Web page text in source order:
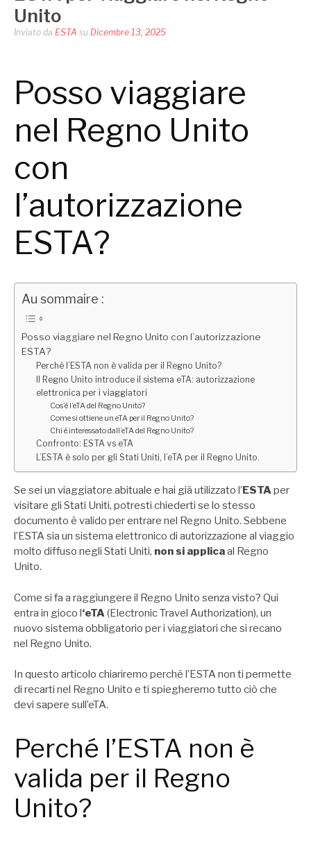
Unito
Inviato da ESTA su Dicembre 13, 2025
Posso viaggiare
nel Regno Unito
con
l’autorizzazione
ESTA?
Au sommaire :
Posso viaggiare nel Regno Unito con l’autorizzazione
ESTA?
Perché l’ESTA non è valida per il Regno Unito?
Il Regno Unito introduce il sistema eTA: autorizzazione
elettronica per i viaggiatori
Cos’è l’eTA del Regno Unito?
Come si ottiene un eTA per il Regno Unito?
Chi è interessato dall’eTA del Regno Unito?
Confronto: ESTA vs eTA
L’ESTA è solo per gli Stati Uniti, l’eTA per il Regno Unito.
Se sei un viaggiatore abituale e hai già utilizzato l’ ESTAper
visitare gli Stati Uniti, potresti chiederti se lo stesso
documento è valido per entrare nel Regno Unito. Sebbene
l’ESTA sia un sistema elettronico di autorizzazione al viaggio
molto diffuso negli Stati Uniti, non si applicaal Regno
Unito.
Come si fa a raggiungere il Regno Unito senza visto? Qui
entra in gioco l‘eTA(Electronic Travel Authorization), un
nuovo sistema obbligatorio per i viaggiatori che si recano
nel Regno Unito.
In questo articolo chiariremo perché l’ESTA non ti permette
di recarti nel Regno Unito e ti spiegheremo tutto ciò che
devi sapere sull’eTA.
Perché l’ESTA non è
valida per il Regno
Unito?